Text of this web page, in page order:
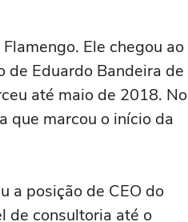
Ele chegou ao
Eduardo Bandeira de
até maio de 2018. No
que marcou o início da
a posição de CEO do
de consultoria até o